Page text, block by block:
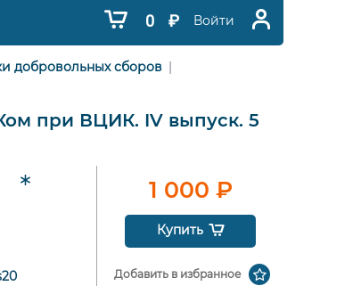
0 ₽ Войти
добровольных сборов
при ВЦИК. IV выпуск. 5
1 000 ₽
Купить
Добавить в избранное